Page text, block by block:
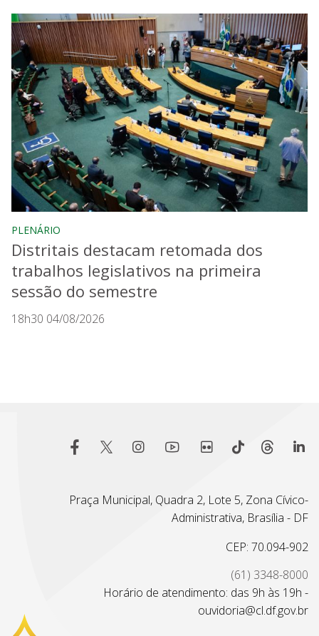
PLENÁRIO
Distritais destacam retomada dos
trabalhos legislativos na primeira
sessão do semestre
18h30 04/08/2026
Praça Municipal, Quadra 2, Lote 5, Zona Cívico-
Administrativa, Brasília - DF
CEP: 70.094-902
(61) 3348-8000
Horário de atendimento: das 9h às 19h -
ouvidoria@cl.df.gov.br